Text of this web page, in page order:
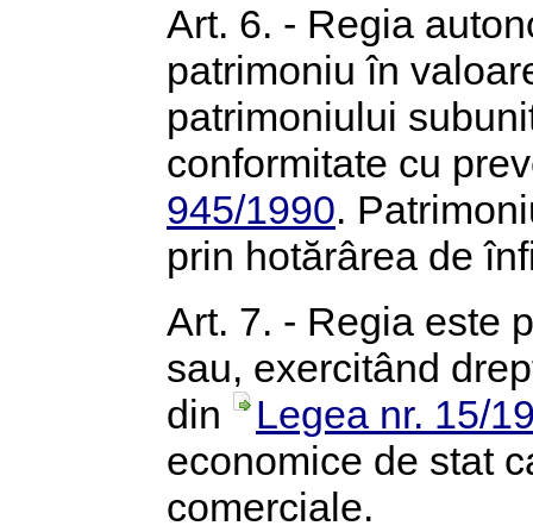
Art. 6. - Regia
patrimoniu în
patrimoniului
conformitate cu
945/1990.
prin hotărârea de
Art. 7. - Regia este
sau, exercitând
din
Legea nr. 15/
economice de stat
comerciale.